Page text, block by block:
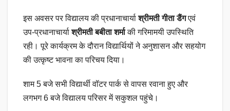
इस अवसर पर विद्यालय की प्रधानाचार्याश्रीमती गीता डैंगएवं
उप-प्रधानाचार्याश्रीमती बबीता शर्माकी गरिमामयी उपस्थिति
रही। पूरे कार्यक्रम के दौरान विद्यार्थियों ने अनुशासन और सहयोग
की उत्कृष्ट भावना का परिचय दिया।
शाम 5 बजे सभी विद्यार्थी वॉटर पार्क से वापस रवाना हुए और
लगभग 6 बजे विद्यालय परिसर में सकुशल पहुंचे।